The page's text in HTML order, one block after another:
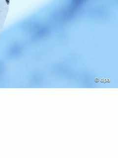
© dpa